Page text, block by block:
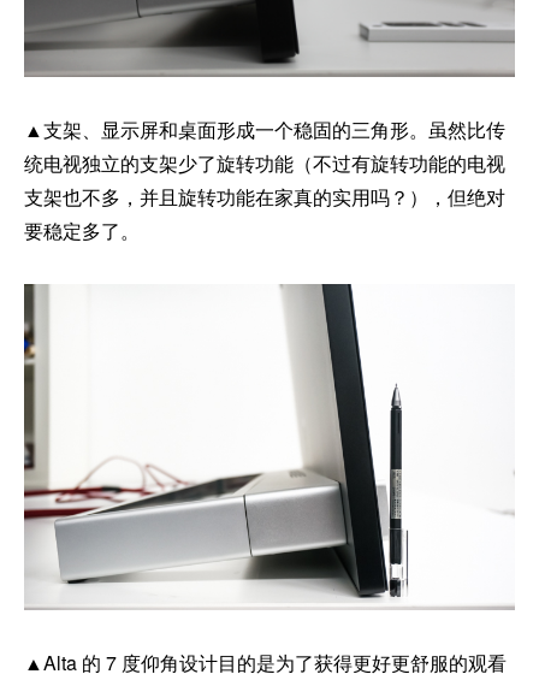
▲支架、显示屏和桌面形成一个稳固的三角形。虽然比传
统电视独立的支架少了旋转功能（不过有旋转功能的电视
支架也不多，并且旋转功能在家真的实用吗？），但绝对
要稳定多了。
▲Alta 的 7 度仰角设计目的是为了获得更好更舒服的观看